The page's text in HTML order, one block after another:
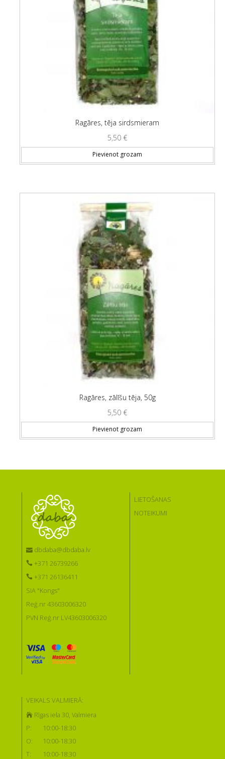
Ragāres, tēja sirdsmieram
5,50 €
Pievienot grozam
Ragāres, zālīšu tēja, 50g
5,50 €
Pievienot grozam
dbdaba@dbdaba.lv
+371 26739266
+371 26136411
SIA "Kongs"
Reģ.nr 43603006320
PVN Reģ.nr LV43603006320
LIETOŠANAS
NOTEIKUMI
VEIKALS VALMIERĀ:
Rīgas iela 30, Valmiera
P:
10:00-18:30
O:
10:00-18:30
T:
10:00-18:30